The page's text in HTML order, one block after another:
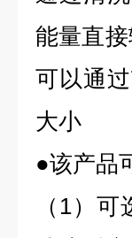
能量直
可以通
大小
●该产品
（1）